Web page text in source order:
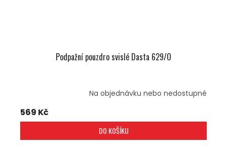
Podpažní pouzdro svislé Dasta 629/O
Na objednávku nebo nedostupné
569 Kč
DO KOŠÍKU